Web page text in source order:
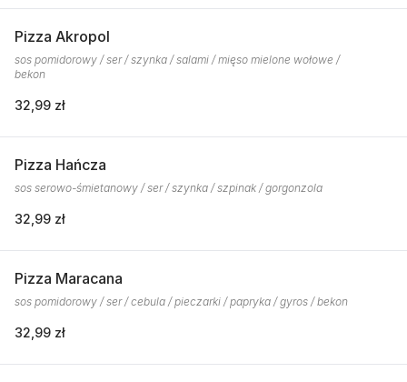
Pizza Akropol
sos pomidorowy / ser / szynka / salami / mięso mielone wołowe /
bekon
32,99 zł
Pizza Hańcza
sos serowo-śmietanowy / ser / szynka / szpinak / gorgonzola
32,99 zł
Pizza Maracana
sos pomidorowy / ser / cebula / pieczarki / papryka / gyros / bekon
32,99 zł